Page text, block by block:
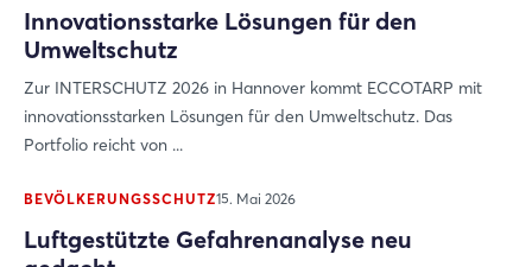
Innovationsstarke Lösungen für den
Umweltschutz
Zur INTERSCHUTZ 2026 in Hannover kommt ECCOTARP mit
innovationsstarken Lösungen für den Umweltschutz. Das
Portfolio reicht von ...
BEVÖLKERUNGSSCHUTZ15. Mai 2026
Luftgestützte Gefahrenanalyse neu